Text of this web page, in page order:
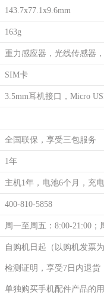
143.7x77.1x9.6mm
163g
重力感应器，光线传感器
SIM卡
3.5mm耳机接口，Micro
全国联保，享受三包服务
1年
主机1年，电池6个月，充
400-810-5858
周一至周五：8:00-21:00；
自购机日起（以购机发票
检测证明，享受7日内退货
单独购买手机配件产品的